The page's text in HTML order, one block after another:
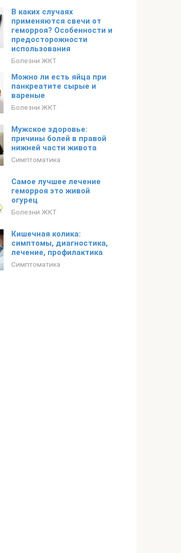
В каких случаях
применяются свечи от
геморроя? Особенности и
предосторожности
использования
Болезни ЖКТ
Можно ли есть яйца при
панкреатите сырые и
вареные
Болезни ЖКТ
Мужское здоровье:
причины болей в правой
нижней части живота
Симптоматика
Самое лучшее лечение
геморроя это живой
огурец
Болезни ЖКТ
Кишечная колика:
cимптомы, диагностика,
лечение, профилактика
Симптоматика